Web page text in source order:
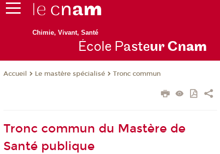
Chimie, Vivant, Santé
École Pasteur Cnam
Accueil Le mastère spécialisé Tronc commun
Tronc commun du Mastère de
Santé publique